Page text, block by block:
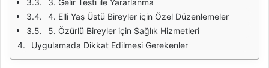
3. Gelir Testi ile Yararlanma
4. Elli Yaş Üstü Bireyler için Özel Düzenlemeler
5. Özürlü Bireyler için Sağlık Hizmetleri
Uygulamada Dikkat Edilmesi Gerekenler